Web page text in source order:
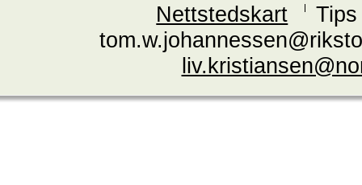
Nettstedskart